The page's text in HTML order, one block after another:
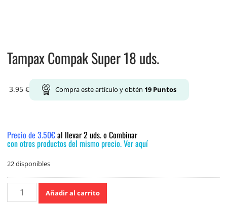
Tampax Compak Super 18 uds.
3.95 € Compra este artículo y obtén 19Puntos
Precio de 3.50€al llevar 2 uds. o Combinar
con otros productos del mismo precio. Ver aquí
22 disponibles
Tampax
Compak
Añadir al carrito